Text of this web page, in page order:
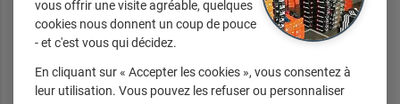
Envoyer
vous offrir une visite agréable, quelques
cookies nous donnent un coup de pouce
- et c'est vous qui décidez.
En cliquant sur « Accepter les cookies », vous consentez à
leur utilisation. Vous pouvez les refuser ou personnaliser